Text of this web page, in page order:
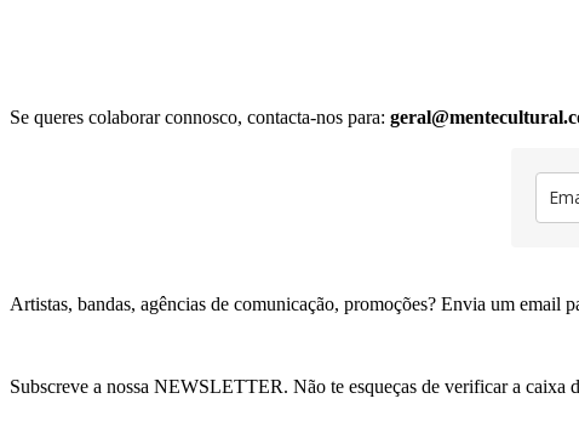
Se queres colaborar connosco, contacta-nos para:
Artistas, bandas, agências de comunicação, promoções? Envia um email
Subscreve a nossa NEWSLETTER. Não te esqueças de verificar a caixa